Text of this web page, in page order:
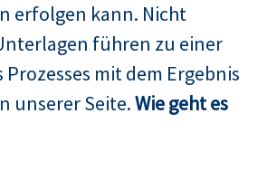
erfolgen kann. Nicht
führen zu einer
mit dem Ergebnis
unserer Seite.Wie geht es